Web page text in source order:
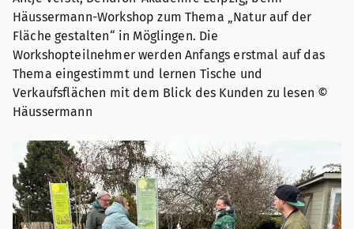
Häussermann-Workshop zum Thema „Natur auf der
Fläche gestalten“ in Möglingen. Die
Workshopteilnehmer werden Anfangs erstmal auf das
Thema eingestimmt und lernen Tische und
Verkaufsflächen mit dem Blick des Kunden zu lesen ©
Häussermann